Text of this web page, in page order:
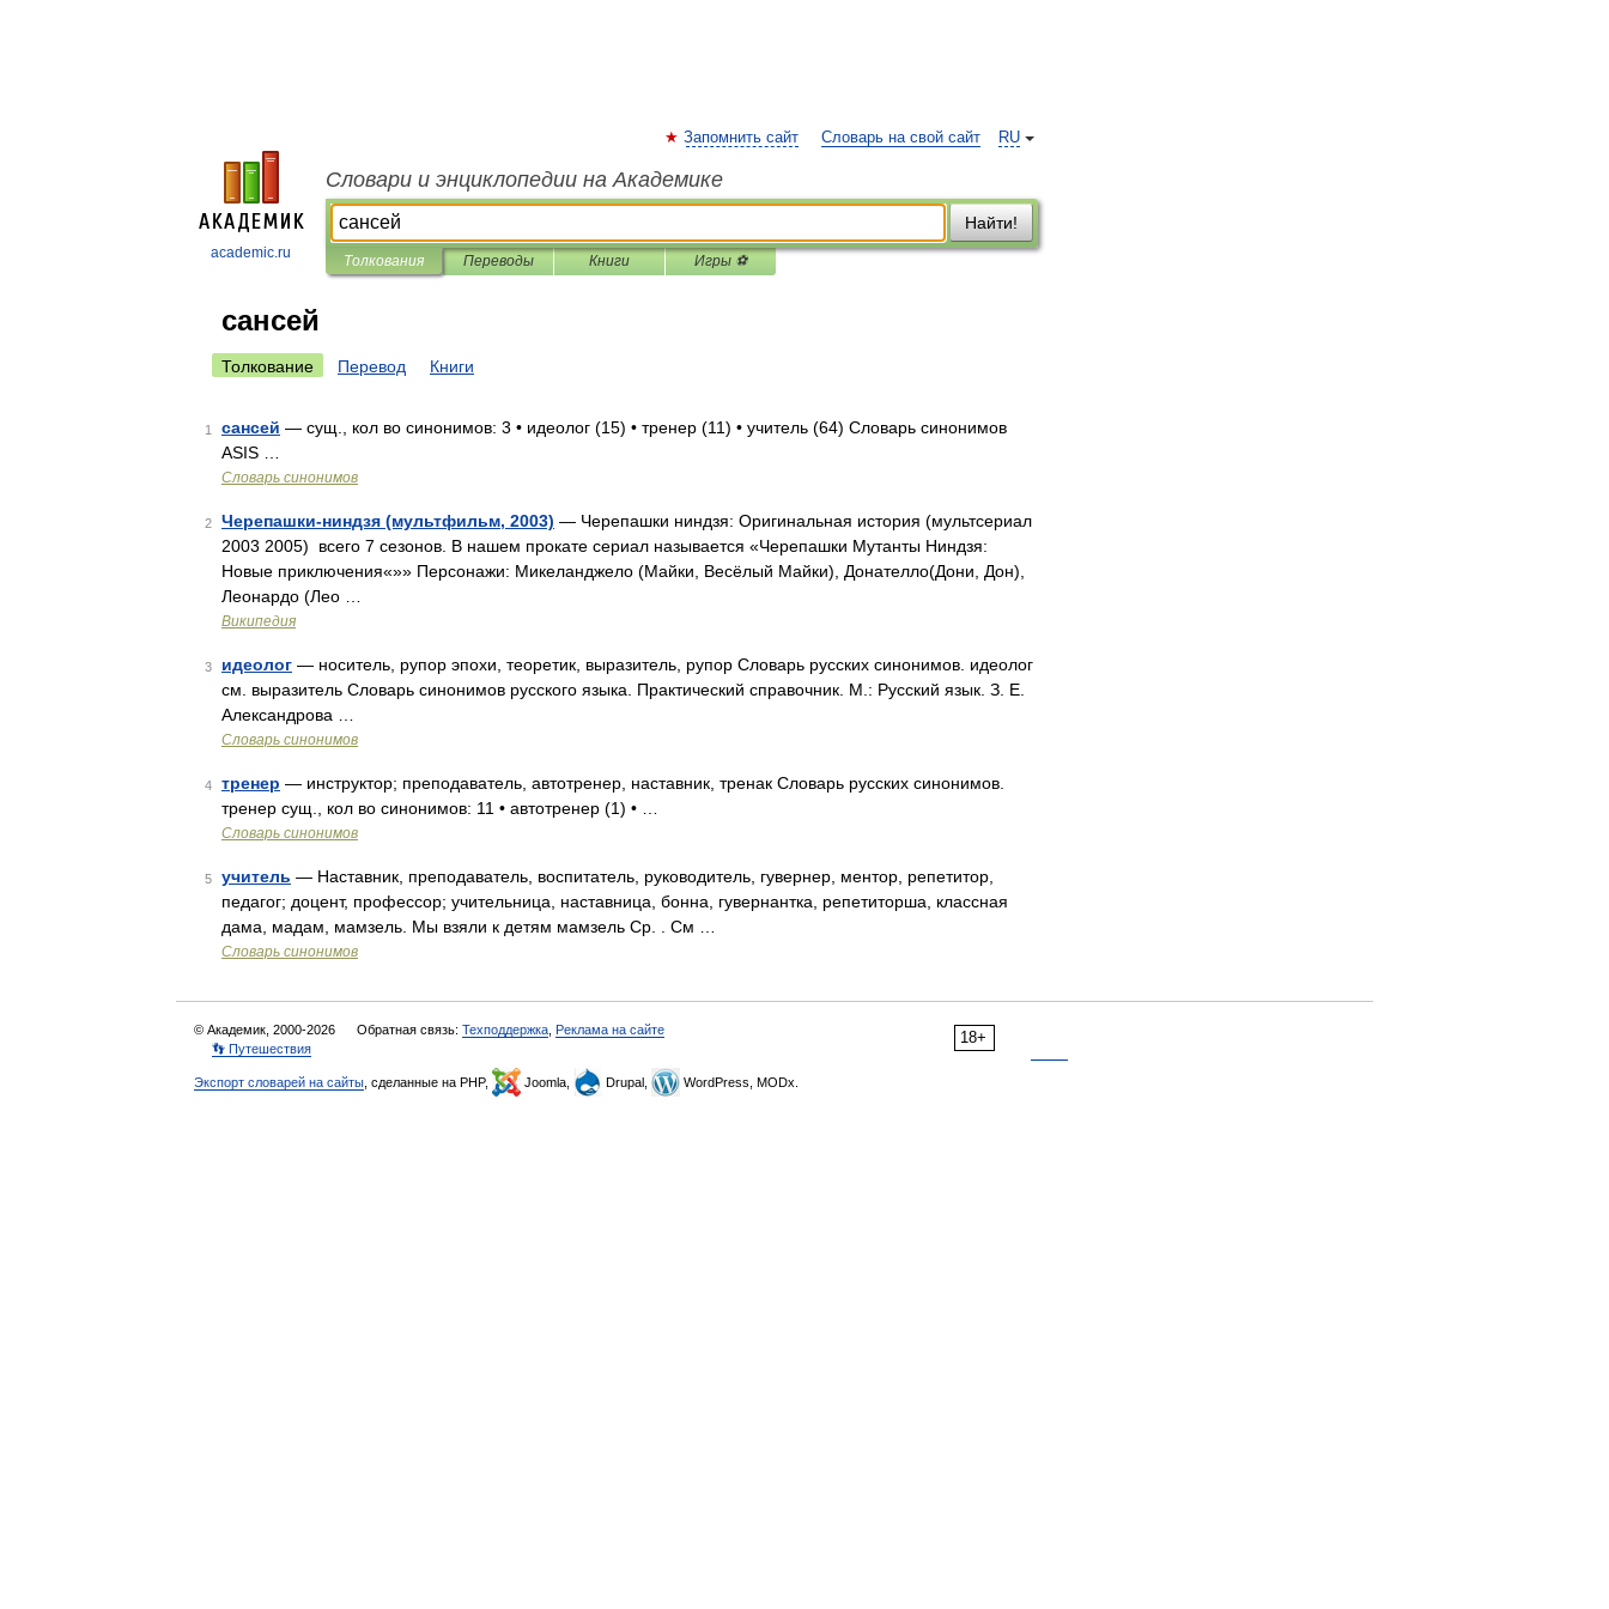
academic.ru
RU
Запомнить сайт Словарь на свой сайт
Словари и энциклопедии на Академике
Найти!
Толкования Переводы Книги Игры ⚽
сансей
Толкование Перевод Книги
1 сансей — сущ., кол во синонимов: 3 • идеолог (15) • тренер (11) • учитель (64) Словарь синонимов
ASIS …
Словарь синонимов
2 Черепашки-ниндзя (мультфильм, 2003) — Черепашки ниндзя: Оригинальная история (мультсериал
2003 2005) всего 7 сезонов. В нашем прокате сериал называется «Черепашки Мутанты Ниндзя:
Новые приключения«»» Персонажи: Микеланджело (Майки, Весёлый Майки), Донателло(Дони, Дон),
Леонардо (Лео …
Википедия
3 идеолог — носитель, рупор эпохи, теоретик, выразитель, рупор Словарь русских синонимов. идеолог
см. выразитель Словарь синонимов русского языка. Практический справочник. М.: Русский язык. З. Е.
Александрова …
Словарь синонимов
4 тренер — инструктор; преподаватель, автотренер, наставник, тренак Словарь русских синонимов.
тренер сущ., кол во синонимов: 11 • автотренер (1) • …
Словарь синонимов
5 учитель — Наставник, преподаватель, воспитатель, руководитель, гувернер, ментор, репетитор,
педагог; доцент, профессор; учительница, наставница, бонна, гувернантка, репетиторша, классная
дама, мадам, мамзель. Мы взяли к детям мамзель Ср. . См …
Словарь синонимов
18+
© Академик, 2000-2026 Обратная связь: Техподдержка Реклама на сайте
👣 Путешествия
Экспорт словарей на сайты , сделанные на PHP, Joomla, Drupal, WordPress, MODx.